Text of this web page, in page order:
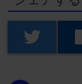
twitter